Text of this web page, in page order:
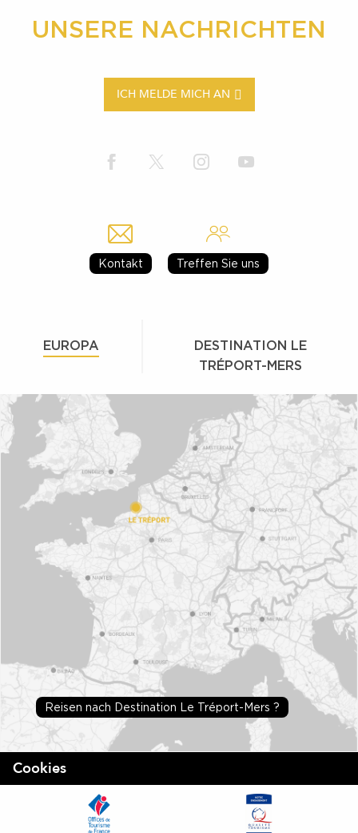
UNSERE NACHRICHTEN
ICH MELDE MICH AN
Kontakt Treffen Sie uns
EUROPA
DESTINATION LE
TRÉPORT-MERS
Reisen nach Destination Le Tréport-Mers ?
Cookies